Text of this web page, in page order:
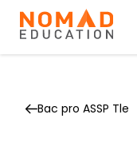
Bac pro ASSP Tle